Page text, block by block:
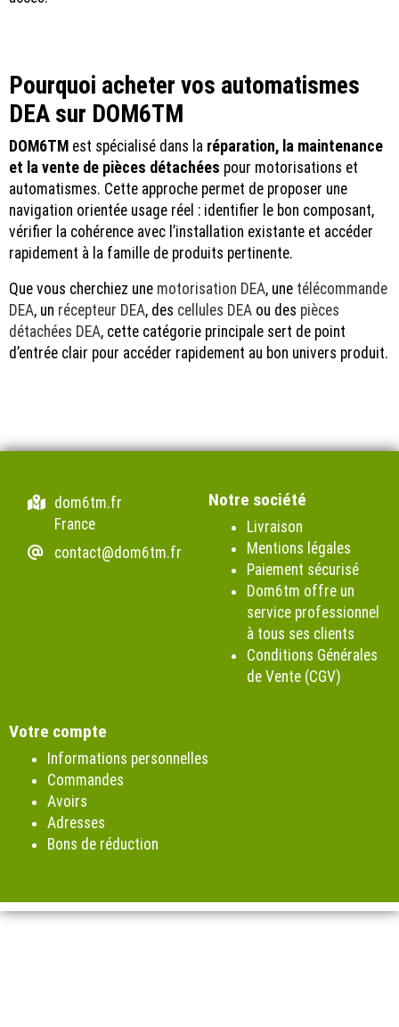
Pourquoi acheter vos automatismes
DEA sur DOM6TM
DOM6TM est spécialisé dans la réparation, la maintenance
et la vente de pièces détachées pour motorisations et
automatismes. Cette approche permet de proposer une
navigation orientée usage réel : identifier le bon composant,
vérifier la cohérence avec l’installation existante et accéder
rapidement à la famille de produits pertinente.
Que vous cherchiez une motorisation DEA, une télécommande
DEA, un récepteur DEA, des cellules DEA ou des pièces
détachées DEA, cette catégorie principale sert de point
d’entrée clair pour accéder rapidement au bon univers produit.
dom6tm.fr
France
contact@dom6tm.fr
Notre société
Livraison
Mentions légales
Paiement sécurisé
Dom6tm offre un
service professionnel
à tous ses clients
Conditions Générales
de Vente (CGV)
Votre compte
Informations personnelles
Commandes
Avoirs
Adresses
Bons de réduction